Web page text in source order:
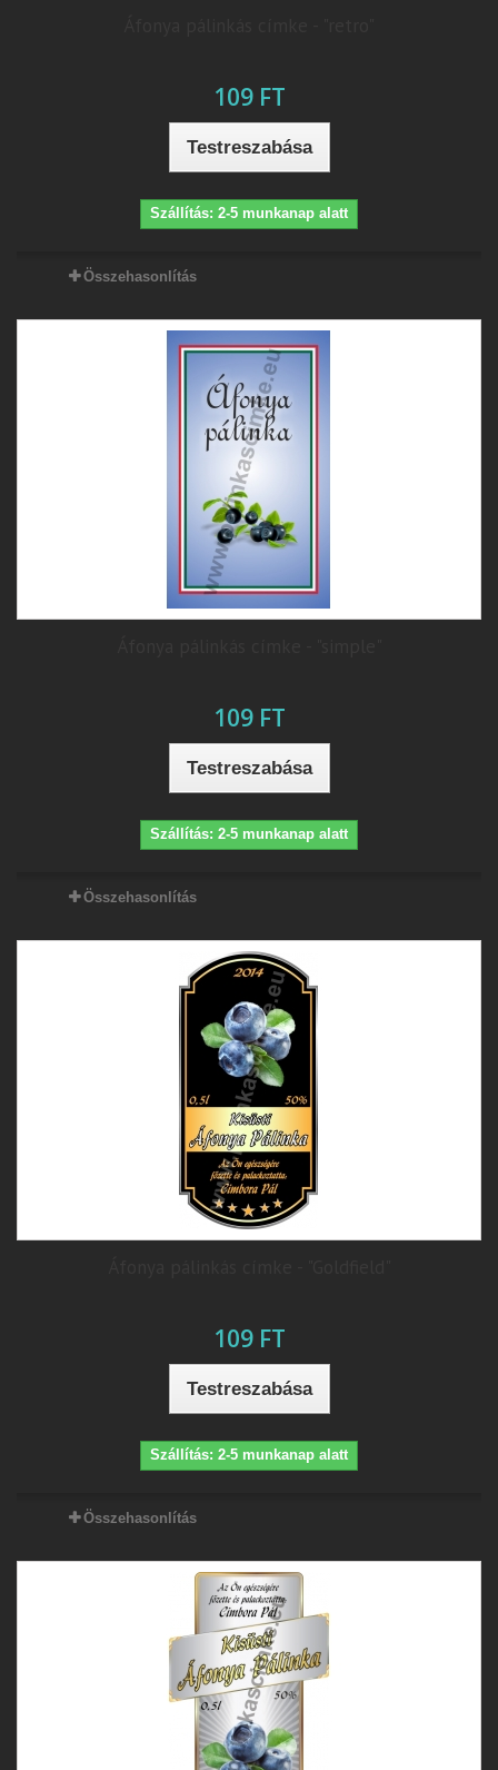
109 FT
Testreszabása
Szállítás: 2-5 munkanap alatt
Összehasonlítás
109 FT
Testreszabása
Szállítás: 2-5 munkanap alatt
Összehasonlítás
109 FT
Testreszabása
Szállítás: 2-5 munkanap alatt
Összehasonlítás